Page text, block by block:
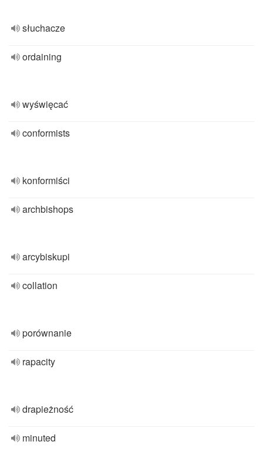
słuchacze
ordaining
wyświęcać
conformists
konformiści
archbishops
arcybiskupi
collation
porównanie
rapacity
drapieżność
minuted